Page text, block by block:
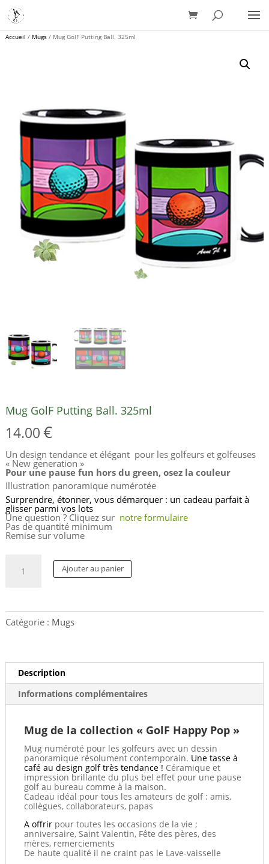
Accueil / Mugs/ Mug GolF Putting Ball. 325ml
Mug GolF Putting Ball. 325ml
14.00€
Un design tendance et élégant pour les golfeurs et golfeuses
« New generation »
Pour une pause fun hors du green, osez la couleur
Illustration panoramique numérotée
Surprendre, étonner, vous démarquer : un cadeau parfait à
glisser parmi vos lots
Une question ? Cliquez sur notre formulaire
Pas de quantité minimum
Remise sur volume
Ajouter au panier
v
e
Catégorie : Mugs
Description
Informations complémentaires
Mug de la collection « GolF Happy Pop »
Mug numéroté pour les golfeurs avec un dessin
panoramique résolument contemporain. Une tasse à
café au design golf très tendance ! Céramique et
impression brillante du plus bel effet pour une pause
golf au bureau comme à la maison.
Cadeau idéal pour tous les amateurs de golf : amis,
collègues, collaborateurs, papas
A offrirpour toutes les occasions de la vie ;
anniversaire, Saint Valentin, Fête des pères, des
mères, remerciements
De haute qualité il ne craint pas le Lave-vaisselle